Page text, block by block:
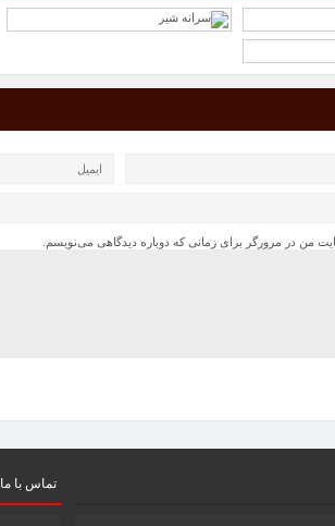
من در مرورگر برای زمانی که دوباره دیدگاهی می‌نویسم.
تماس با ما